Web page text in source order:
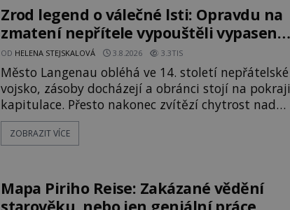
materiálech. Moderní metalurgie však ukazuje, že
skutečné vysvětlení je ješt
Zrod legend o válečné lsti: Opravdu na
zmatení nepřítele vypouštěli vypasené
králíky?
OD HELENA STEJSKALOVÁ 3.8.2026 3.3TIS
Město Langenau obléhá ve 14. století nepřátelské
vojsko, zásoby docházejí a obránci stojí na pokraji
kapitulace. Přesto nakonec zvítězí chytrost nad
hrubou silou. Podle staré německé legendy
vypustí obyvatelé za hradby dobře živeného
městě ubývají zásoby a každý den znamená další
porci strádá
ZOBRAZIT VÍCE
Mapa Piriho Reise: Zakázané vědění